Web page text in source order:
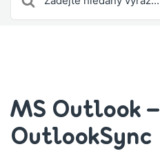
For
MS Outlook –
OutlookSync